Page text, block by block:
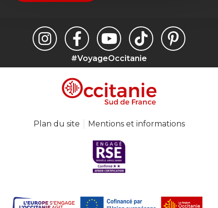
#VoyageOccitanie
Plan du site Mentions et informations